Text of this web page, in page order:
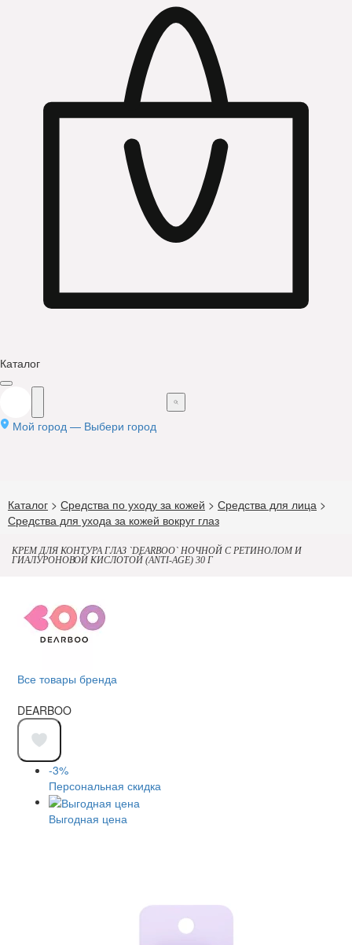
Каталог
Мой город — Выбери город
Каталог > Средства по уходу за кожей > Средства для лица >
Средства для ухода за кожей вокруг глаз
КРЕМ ДЛЯ КОНТУРА ГЛАЗ `DEARBOO` НОЧНОЙ С РЕТИНОЛОМ И
ГИАЛУРОНОВОЙ КИСЛОТОЙ (ANTI-AGE) 30 Г
Все товары бренда
DEARBOO
-3%
Персональная скидка
Выгодная цена